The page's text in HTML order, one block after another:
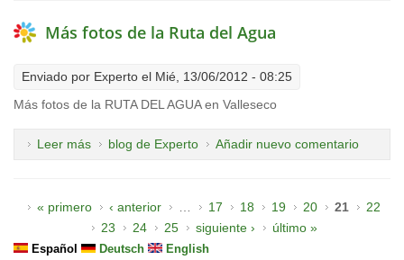
Más fotos de la Ruta del Agua
Enviado por Experto el Mié, 13/06/2012 - 08:25
Más fotos de la RUTA DEL AGUA en Valleseco
Leer más sobre Más fotos de la Ruta del Agua
blog de Experto Añadir nuevo comentario
Páginas
« primero ‹ anterior 17 18 19 20 21
22
23
24 25 siguiente › último »
Español Deutsch English